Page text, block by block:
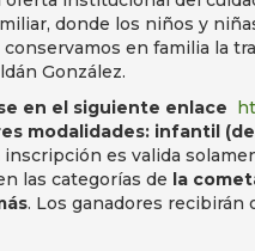
donde los niños y
en familia la
González.
en el siguiente enlace
modalidades: infantil (de
inscripción es valida
las categorías de la
. Los ganadores recibirán